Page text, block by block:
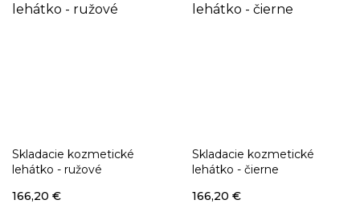
Skladacie kozmetické
lehátko - ružové
166,20 €
Skladacie kozmetické
lehátko - čierne
166,20 €